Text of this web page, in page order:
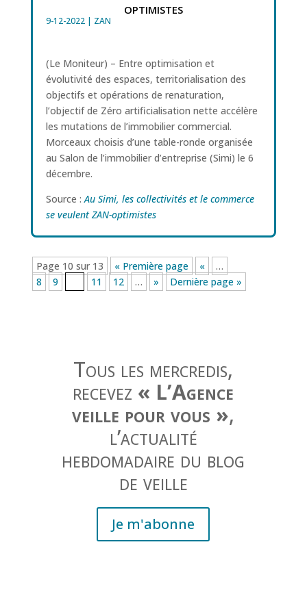
optimistes
9-12-2022| ZAN
(Le Moniteur) – Entre optimisation et
évolutivité des espaces, territorialisation des
objectifs et opérations de renaturation,
l’objectif de Zéro artificialisation nette accélère
les mutations de l’immobilier commercial.
Morceaux choisis d’une table-ronde organisée
au Salon de l’immobilier d’entreprise (Simi) le 6
décembre.
Source :Au Simi, les collectivités et le commerce
se veulent ZAN-optimistes
Page 10 sur 13 « Première page «
…
8
9 11 12 … » Dernière page »
Tous les mercredis,
recevez « L’Agence
veille pour vous »,
l’actualité
hebdomadaire du blog
de veille
Je m'abonne